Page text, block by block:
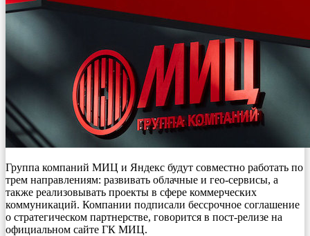
Группа компаний МИЦ и Яндекс будут совместно работать по
трем направлениям: развивать облачные и гео-сервисы, а
также реализовывать проекты в сфере коммерческих
коммуникаций. Компании подписали бессрочное соглашение
о стратегическом партнерстве, говорится в пост-релизе на
официальном сайте ГК МИЦ.